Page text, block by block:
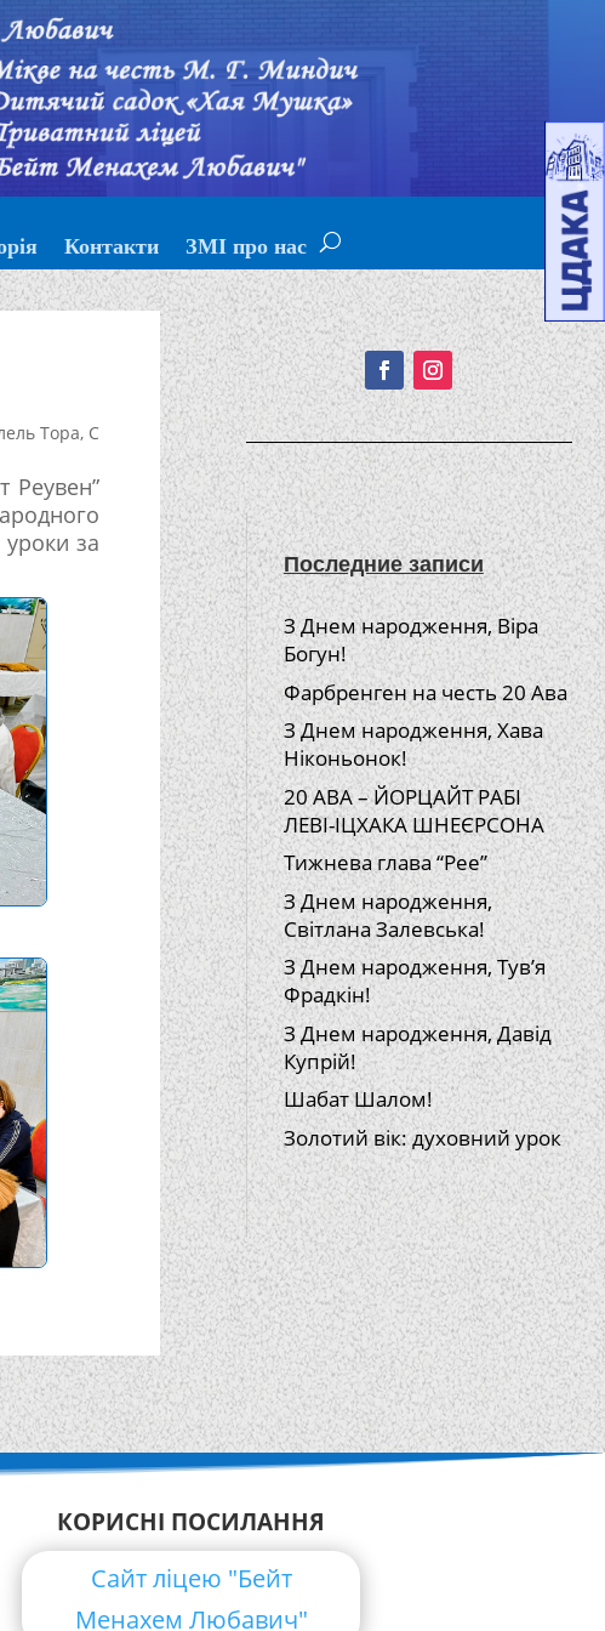
Контакти ЗМІ про нас
Тора, С
Реувен”
уроки за
Подписывайтесь!
Последние записи
З Днем народження, Віра
Богун!
Фарбренген на честь 20 Ава
З Днем народження, Хава
Ніконьонок!
20 АВА – ЙОРЦАЙТ РАБІ
ЛЕВІ-ІЦХАКА ШНЕЄРСОНА
Тижнева глава “Рее”
З Днем народження,
Світлана Залевська!
З Днем народження, Тув’я
Фрадкін!
З Днем народження, Давід
Купрій!
Шабат Шалом!
Золотий вік: духовний урок
КОРИСНІ ПОСИЛАННЯ
Сайт ліцею "Бейт
Менахем Любавич"